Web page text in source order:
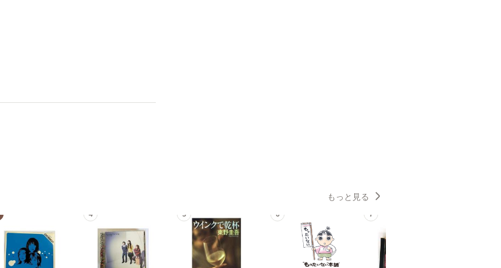
もっと見る
4 5 6 7